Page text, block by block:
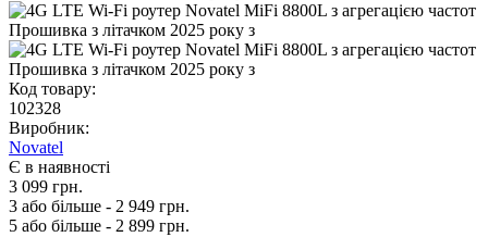
Код товару:
102328
Виробник:
Novatel
Є в наявності
3 099 грн.
3 або більше - 2 949 грн.
5 або більше - 2 899 грн.